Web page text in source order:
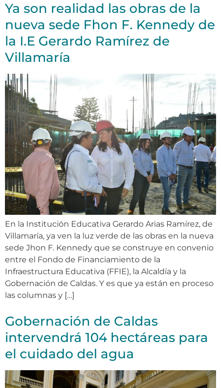
Ya son realidad las obras de la
nueva sede Fhon F. Kennedy de
la I.E Gerardo Ramírez de
Villamaría
En la Institución Educativa Gerardo Arias Ramírez, de
Villamaría, ya ven la luz verde de las obras en la nueva
sede Jhon F. Kennedy que se construye en convenio
entre el Fondo de Financiamiento de la
Infraestructura Educativa (FFIE), la Alcaldía y la
Gobernación de Caldas. Y es que ya están en proceso
las columnas y […]
Gobernación de Caldas
intervendrá 104 hectáreas para
el cuidado del agua